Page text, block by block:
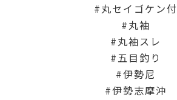
丸セイゴケン付
丸袖
丸袖スレ
五目釣り
伊勢尼
伊勢志摩沖